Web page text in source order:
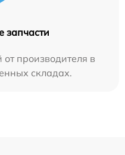
запчасти
производителя в
складах.